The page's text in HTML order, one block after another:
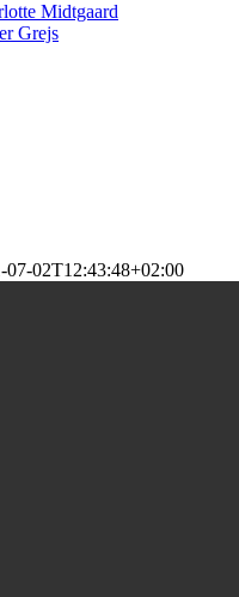
Midtgaard
Grejs
07-02T12:43:48+02:00